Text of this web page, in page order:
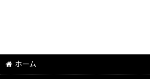
ホーム